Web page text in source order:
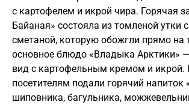
с картофелем и икрой чира. Горячая
Байаная» состояла из томленой утки
сметаной, которую обожгли прямо на
основное блюдо «Владыка Арктики»
вид с картофельным кремом и икрой.
посетителям подали горячий напиток
шиповника, багульника,